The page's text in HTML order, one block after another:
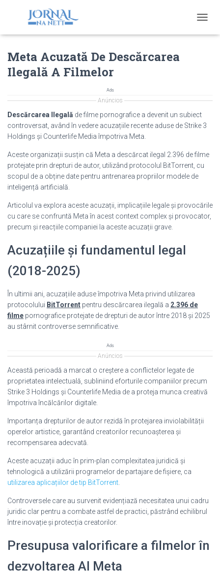
O
V
A
O
N
Meta Acuzată De Descărcarea
Ilegală A Filmelor
Ads
Anúncios
Descărcarea Ilegală de filme pornografice a devenit un subiect
controversat, având în vedere acuzațiile recente aduse de Strike 3
Holdings și Counterlife Media împotriva Meta.
Aceste organizații susțin că Meta a descărcat ilegal 2.396 de filme
protejate prin drepturi de autor, utilizând protocolul BitTorrent, cu
scopul de a obține date pentru antrenarea propriilor modele de
inteligență artificială.
Articolul va explora aceste acuzații, implicațiile legale și provocările
cu care se confruntă Meta în acest context complex și provocator,
precum și reacțiile companiei la aceste acuzații grave.
Acuzațiile și fundamentul legal
(2018-2025)
În ultimii ani, acuzațiile aduse împotriva Meta privind utilizarea
protocolului BitTorrent pentru descărcarea ilegală a 2.396 de
filme pornografice protejate de drepturi de autor între 2018 și 2025
au stârnit controverse semnificative.
Ads
Anúncios
Această perioadă a marcat o creștere a conflictelor legate de
proprietatea intelectuală, subliniind eforturile companiilor precum
Strike 3 Holdings și Counterlife Media de a proteja munca creativă
împotriva încălcărilor digitale.
Importanța drepturilor de autor rezidă în protejarea inviolabilității
operelor artistice, garantând creatorilor recunoașterea și
recompensarea adecvată.
Aceste acuzații aduc în prim-plan complexitatea juridică și
tehnologică a utilizării programelor de partajare de fișiere, ca
utilizarea aplicațiilor de tip BitTorrent
Controversele care au survenit evidențiază necesitatea unui cadru
juridic clar pentru a combate astfel de practici, păstrând echilibrul
între inovație și protecția creatorilor.
Presupusa valorificare a filmelor în
dezvoltarea AI Meta